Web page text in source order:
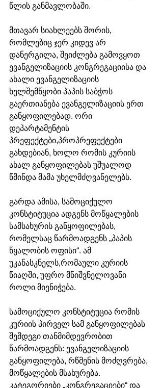
წლის განმავლობაში.
მთავარ სიახლეებს შორის,
რომლებიც ჯერ კიდევ არ
დანერგილა, შეიძლება გამოვყოთ
ევანგელიზაციის კონგრეგაციისა და
ახალი ევანგელიზაციის
ხელშემწყობი პაპის საბჭოს
გაერთიანება ევანგელიზაციის ერთ
განყოფილებად. ორი
დეპარტამენტის
პრეფექტები,პროპრეფექტები
გახდებიან, ხოლო რომის კურიის
ახალ განყოფილებას უშუალოდ
წმინდა მამა უხელმძღვანელებს.
გარდა ამისა, სამოციქულო
კონსტიტუცია ადგენს მოწყალების
სამსახურის განყოფილებას,
რომელსაც წარმოადგენს „პაპის
წყალობის ოფისი“. ამ
უკანასკნელს,რომაული კურიის
წიაღში, უფრო მნიშვნელოვანი
როლი მიენიჭება.
სამოციქულო კონსტიტუცია რომის
კურიის პირველ სამ განყოფილებას
შემდეგი თანმიმდევრობით
წარმოადგენს: ევანგელიზაციის
განყოფილება, რწმენის მოძღვრება,
მოწყალების მსახურება.
კატეგორიები „კონგრეგაციები“ და